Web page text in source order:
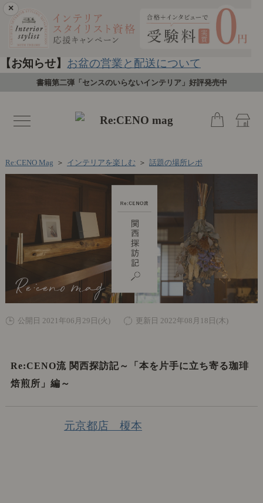
×
【お知らせ】 お盆の営業と配送について
書籍第二弾「センスのいらないインテリア」好評発売中
toggle
navigation
Re:CENO Mag ＞ インテリアを楽しむ ＞ 話題の場所レポ
公開日 2021年06月29日(火) 更新日 2022年08月18日(木)
Re:CENO流 関西探訪記～「本を片手に立ち寄る珈琲
焙煎所」編～
元京都店 榎本